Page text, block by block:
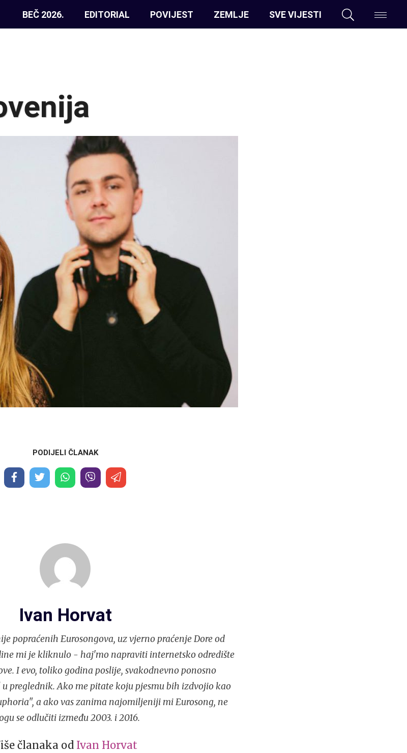
BEČ 2026. EDITORIAL POVIJEST ZEMLJE SVE VIJESTI
PODIJELI ČLANAK
Ivan Horvat
popraćenih Eurosongova, uz vjerno praćenje Dore od
mi je kliknulo - haj'mo napraviti internetsko odredište
I evo, toliko godina poslije, svakodnevno ponosno
preglednik. Ako me pitate koju pjesmu bih izdvojio kao
a ako vas zanima najomiljeniji mi Eurosong, ne
se odlučiti između 2003. i 2016.
članaka od Ivan Horvat